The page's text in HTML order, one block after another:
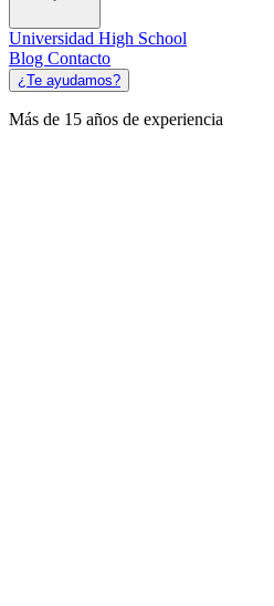
Universidad High School
Blog Contacto
¿Te ayudamos?
Más de 15 años de experiencia